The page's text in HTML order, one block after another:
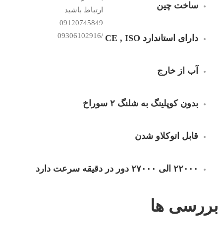
ساخت چین
دارای استاندارد CE , ISO
آب از خارج
بدون کوپلینگ به شلنگ ۲ سوراخ
قابل اتوکلاو شدن
۲۲۰۰۰ الی ۲۷۰۰۰ دور در دقیقه سرعت دارد
بررسی ها